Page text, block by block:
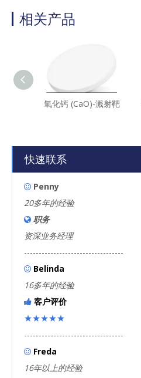
相关产品
氧化钙 (CaO)-溅射靶
快速联系
 Penny
20多年的经验
 职务
资深业务经理
----------------------------------
 Belinda
16多年的经验
 客户评价
★★★★★
----------------------------------
 Freda
16年以上的经验